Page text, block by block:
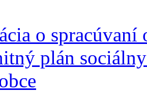
o spracúvaní
plán